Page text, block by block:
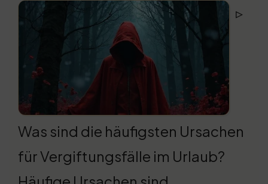
▹
Was sind die häufigsten Ursachen
für Vergiftungsfälle im Urlaub?